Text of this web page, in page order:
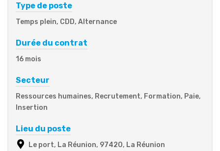
Type de poste
Temps plein, CDD, Alternance
Durée du contrat
16 mois
Secteur
Ressources humaines, Recrutement, Formation, Paie,
Insertion
Lieu du poste
Le port, La Réunion, 97420, La Réunion